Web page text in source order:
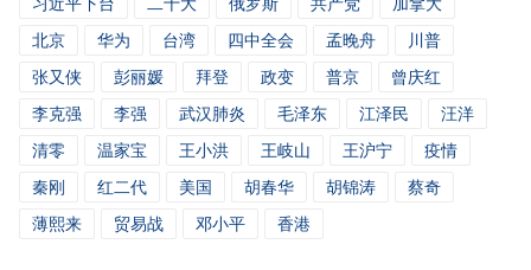
北京
华为 台湾 四中全会 孟晚舟
川普
张又侠
彭丽媛 拜登 政变 普京
曾庆红
李克强
李强 武汉肺炎 毛泽东 江泽民
汪洋
清零
温家宝 王小洪 王岐山 王沪宁
疫情
秦刚
红二代 美国 胡春华 胡锦涛
蔡奇
薄熙来
贸易战 邓小平 香港